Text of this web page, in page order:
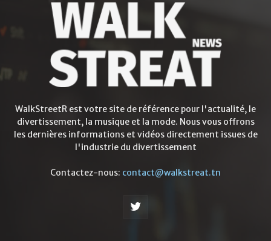
WalkStreetR est votre site de référence pour l'actualité, le
divertissement, la musique et la mode. Nous vous offrons
les dernières informations et vidéos directement issues de
l'industrie du divertissement
Contactez-nous: contact@walkstreat.tn